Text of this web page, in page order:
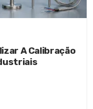
A Calibração